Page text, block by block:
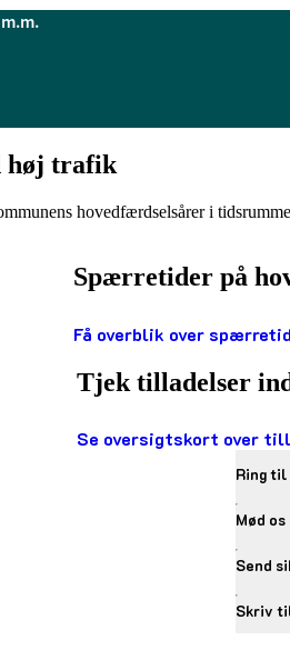
høj trafik
hovedfærdselsårer i
Spærretider på
Få overblik over
Tjek tilladelser
Se oversigtskort over
Ring til
Mød os
Send
Skriv